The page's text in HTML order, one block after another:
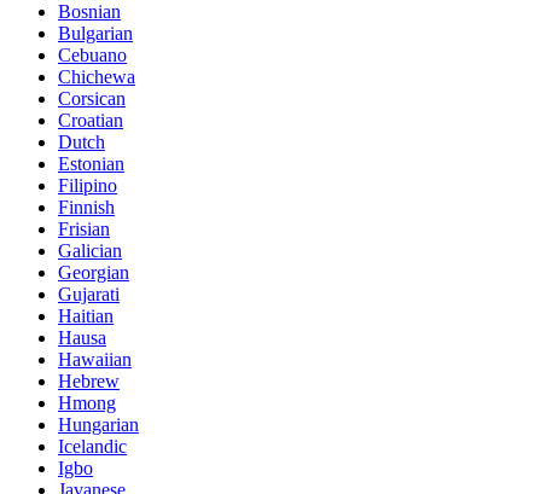
Bosnian
Bulgarian
Cebuano
Chichewa
Corsican
Croatian
Dutch
Estonian
Filipino
Finnish
Frisian
Galician
Georgian
Gujarati
Haitian
Hausa
Hawaiian
Hebrew
Hmong
Hungarian
Icelandic
Igbo